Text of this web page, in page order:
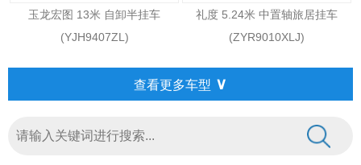
玉龙宏图 13米 自卸半挂车
(YJH9407ZL)
礼度 5.24米 中置轴旅居挂车
(ZYR9010XLJ)
查看更多车型 ∨